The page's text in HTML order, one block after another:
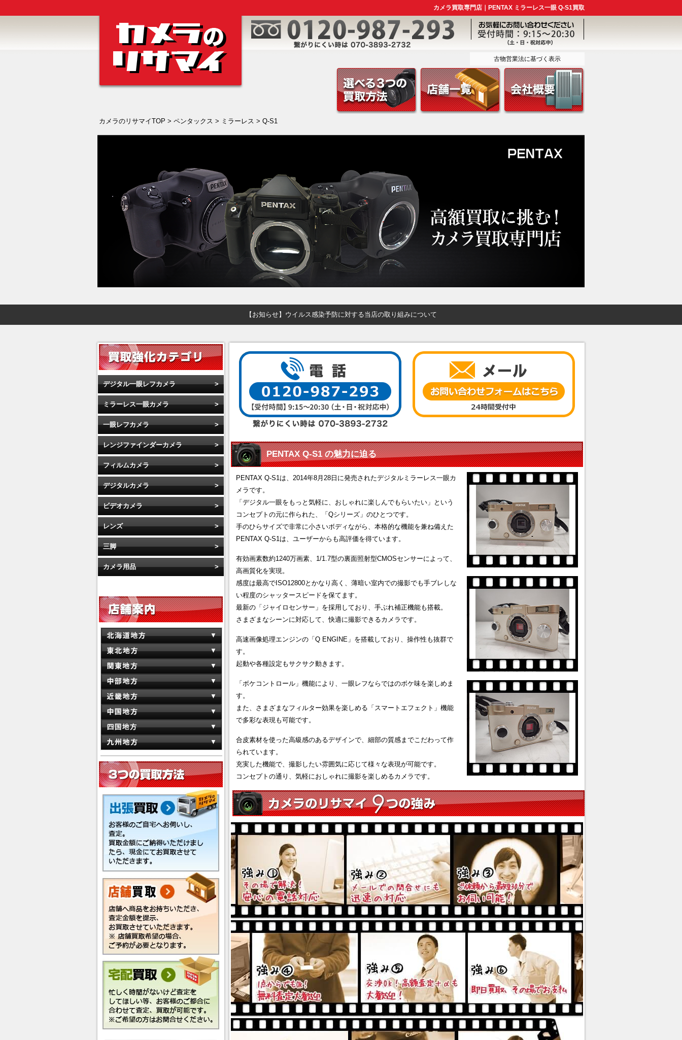
カメラ買取専門店｜PENTAX ミラーレス一眼 Q-S1買取
古物営業法に基づく表示
カメラのリサマイTOP > ペンタックス > ミラーレス > Q-S1
【お知らせ】ウイルス感染予防に対する当店の取り組みについて
PENTAX Q-S1 の魅力に迫る
PENTAX Q-S1は、2014年8月28日に発売されたデジタルミラーレス一眼カ
メラです。
「デジタル一眼をもっと気軽に、おしゃれに楽しんでもらいたい」という
コンセプトの元に作られた、「Qシリーズ」のひとつです。
手のひらサイズで非常に小さいボディながら、本格的な機能を兼ね備えた
PENTAX Q-S1は、ユーザーからも高評価を得ています。
有効画素数約1240万画素、1/1.7型の裏面照射型CMOSセンサーによって、
高画質化を実現。
感度は最高でISO12800とかなり高く、薄暗い室内での撮影でも手ブレしな
い程度のシャッタースピードを保てます。
最新の「ジャイロセンサー」を採用しており、手ぶれ補正機能も搭載。
さまざまなシーンに対応して、快適に撮影できるカメラです。
高速画像処理エンジンの「Q ENGINE」を搭載しており、操作性も抜群で
す。
起動や各種設定もサクサク動きます。
「ボケコントロール」機能により、一眼レフならではのボケ味を楽しめま
す。
また、さまざまなフィルター効果を楽しめる「スマートエフェクト」機能
で多彩な表現も可能です。
合皮素材を使った高級感のあるデザインで、細部の質感までこだわって作
られています。
充実した機能で、撮影したい雰囲気に応じて様々な表現が可能です。
コンセプトの通り、気軽におしゃれに撮影を楽しめるカメラです。
デジタル一眼レフカメラ
ミラーレス一眼カメラ
一眼レフカメラ
レンジファインダーカメラ
フィルムカメラ
デジタルカメラ
ビデオカメラ
レンズ
三脚
カメラ用品